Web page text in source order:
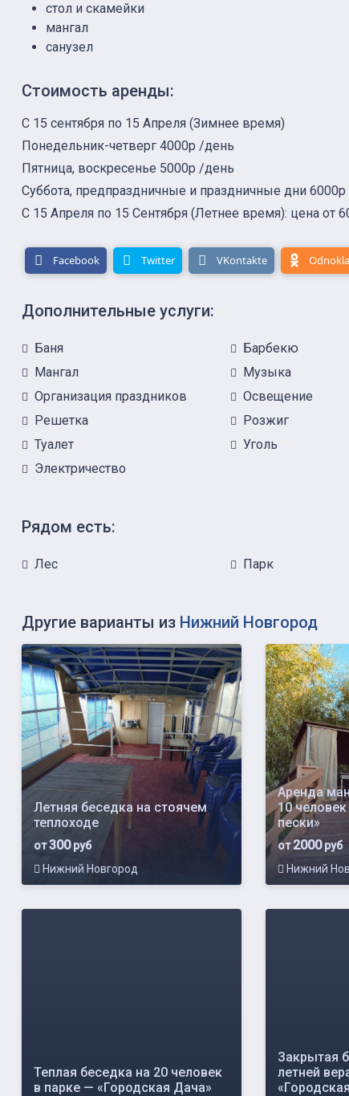
стол и скамейки
мангал
санузел
Стоимость аренды:
С 15 сентября по 15 Апреля (Зимнее время)
Понедельник-четверг 4000р /день
Пятница, воскресенье 5000р /день
Суббота, предпраздничные и праздничные дни
С 15 Апреля по 15 Сентября (Летнее время): цена от
Facebook Twitter VKontakte
Дополнительные услуги:
Баня Барбекю
Мангал
Музыка
Организация праздников
Освещение
Решетка
Розжиг
Туалет
Уголь
Электричество
Рядом есть:
Лес Парк
Другие варианты из Нижний Новгород
Летняя беседка на стоячем
теплоходе
от300руб
Нижний Новгород
Аренда
10
пески»
от2000руб
Нижний
Теплая беседка на 20 человек
в парке — «Городская Дача»
Закрытая
летней